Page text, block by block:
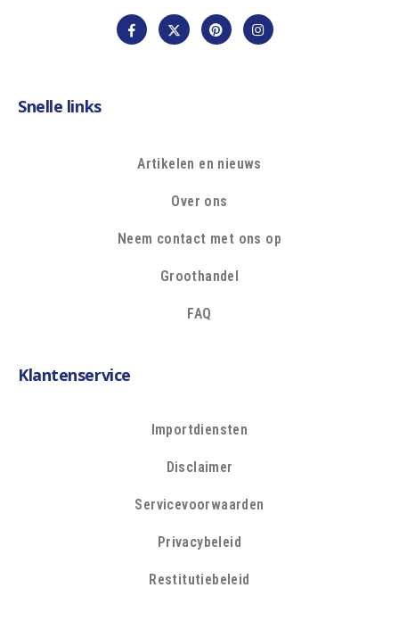
Snelle links
Artikelen en nieuws
Over ons
Neem contact met ons op
Groothandel
FAQ
Klantenservice
Importdiensten
Disclaimer
Servicevoorwaarden
Privacybeleid
Restitutiebeleid